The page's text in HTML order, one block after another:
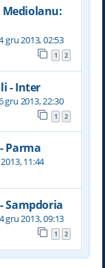
Mediolanu:
gru 2013, 02:53
1 2
- Inter
gru 2013, 22:30
1 2
Parma
11:44
Sampdoria
4 gru 2013, 09:13
1 2